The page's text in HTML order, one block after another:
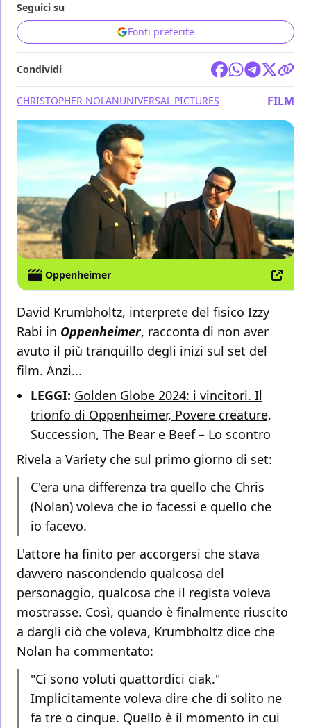
Seguici su
Fonti preferite
Condividi
CHRISTOPHER NOLANUNIVERSAL PICTURES FILM
Oppenheimer
David Krumbholtz, interprete del fisico Izzy
Rabi in Oppenheimer, racconta di non aver
avuto il più tranquillo degli inizi sul set del
film. Anzi...
LEGGI: Golden Globe 2024: i vincitori. Il
trionfo di Oppenheimer, Povere creature,
Succession, The Bear e Beef – Lo scontro
Rivela a Variety che sul primo giorno di set:
C'era una differenza tra quello che Chris
(Nolan) voleva che io facessi e quello che
io facevo.
L'attore ha finito per accorgersi che stava
davvero nascondendo qualcosa del
personaggio, qualcosa che il regista voleva
mostrasse. Così, quando è finalmente riuscito
a dargli ciò che voleva, Krumbholtz dice che
Nolan ha commentato:
"Ci sono voluti quattordici ciak."
Implicitamente voleva dire che di solito ne
fa tre o cinque. Quello è il momento in cui